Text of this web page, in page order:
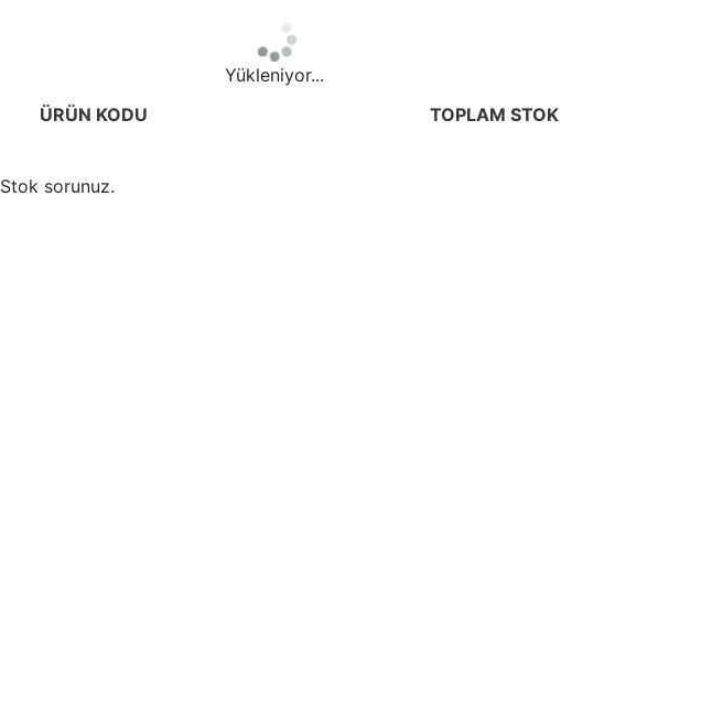
Yükleniyor...
ÜRÜN KODU
TOPLAM STOK
Stok sorunuz.